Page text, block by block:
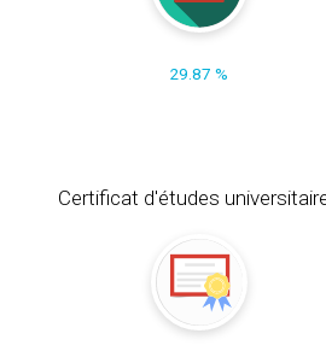
29.87 %
Certificat d'études